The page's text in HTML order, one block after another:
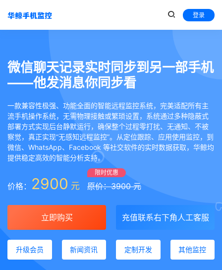
登录
微信聊天记录实时同步到另一部手机
——他发消息你同步看
一款兼容性极强、功能全面的智能远程监控系统，完美适配所有主
流手机操作系统，无需物理接触或繁琐设置，系统通过多种隐蔽式
部署方式实现后台静默运行，确保整个过程零打扰、无通知、不被
察觉，真正实现“无感知远程监控”。从定位跟踪、应用使用监控，到
微信、WhatsApp、Facebook 等社交软件的实时数据获取，华鲸均
提供稳定高效的智能分析支持。
价格： 2900 元
限时优惠
原价：3900 元
立即购买 充值联系右下角人工客服
升级会员 新闻资讯 定制开发 其他监控